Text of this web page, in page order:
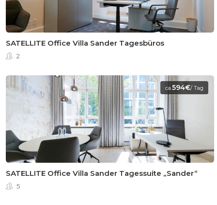
SATELLITE Office Villa Sander Tagesbüros
2
ca.594€/ Tag
SATELLITE Office Villa Sander Tagessuite „Sander“
5